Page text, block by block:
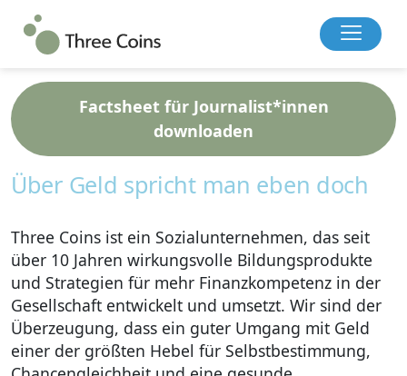
Presse
Factsheet für Journalist*innen
downloaden
Über Geld spricht man eben doch
Three Coins ist ein Sozialunternehmen, das seit
über 10 Jahren wirkungsvolle Bildungsprodukte
und Strategien für mehr Finanzkompetenz in der
Gesellschaft entwickelt und umsetzt. Wir sind der
Überzeugung, dass ein guter Umgang mit Geld
einer der größten Hebel für Selbstbestimmung,